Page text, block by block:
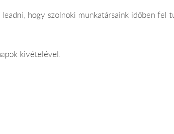
hogy szolnoki munkatársaink időben fel
kivételével.